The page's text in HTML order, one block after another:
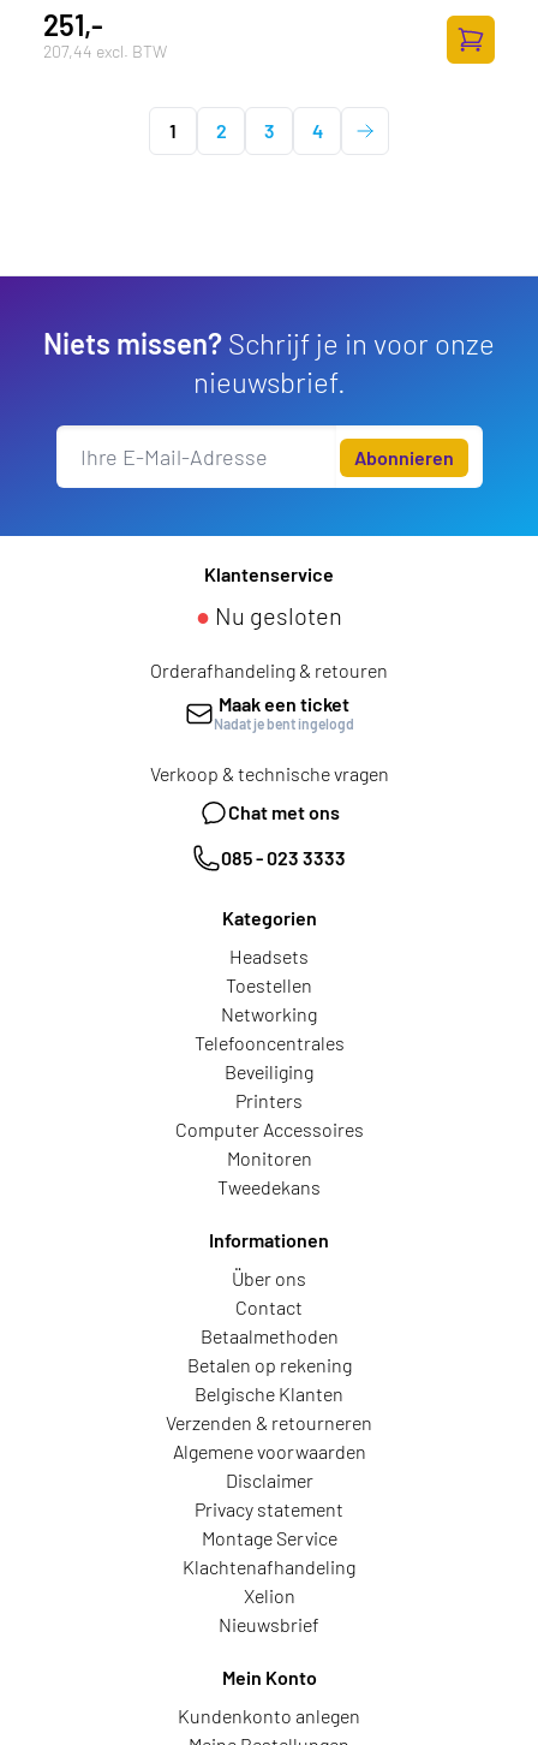
251,-
207,44 excl. BTW
Zum
1 2 3 4
Niets missen? Schrijf je in voor onze
nieuwsbrief.
Abonnieren
Klantenservice
● Nu gesloten
Orderafhandeling & retouren
Maak een ticket
Nadat je bent ingelogd
Verkoop & technische vragen
Chat met ons
085 - 023 3333
Kategorien
Headsets
Toestellen
Networking
Telefooncentrales
Beveiliging
Printers
Computer Accessoires
Monitoren
Tweedekans
Informationen
Über ons
Contact
Betaalmethoden
Betalen op rekening
Belgische Klanten
Verzenden & retourneren
Algemene voorwaarden
Disclaimer
Privacy statement
Montage Service
Klachtenafhandeling
Xelion
Nieuwsbrief
Mein Konto
Kundenkonto anlegen